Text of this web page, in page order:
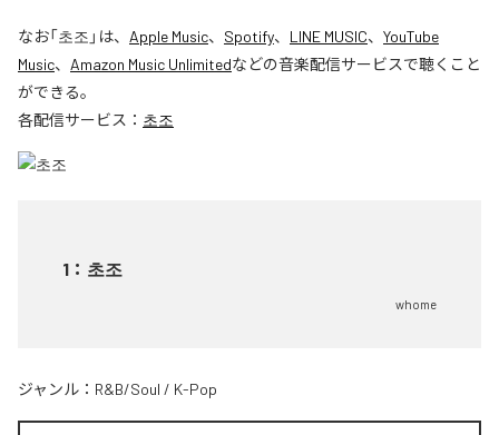
なお「초조 」は、 Apple Music、 Spotify、 LINE MUSIC、 YouTube
Music、 Amazon Music Unlimitedなどの音楽配信サービスで聴くこと
ができる。
各配信サービス： 초조
1 ： 초조
whome
ジャンル： R&B/Soul / K-Pop